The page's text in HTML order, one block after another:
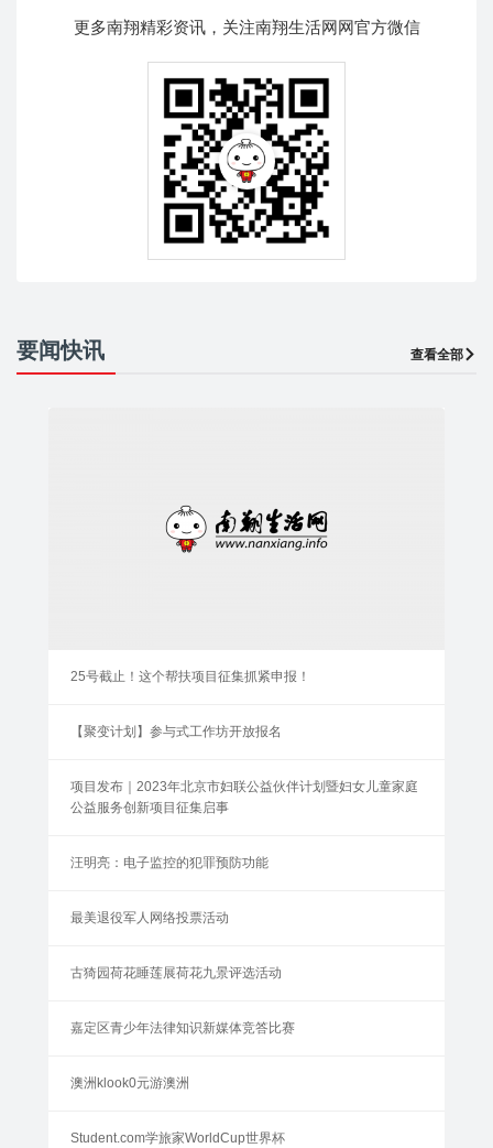
更多南翔精彩资讯，关注南翔生活网网官方微信
要闻快讯 查看全部
25号截止！这个帮扶项目征集抓紧申报！
【聚变计划】参与式工作坊开放报名
项目发布｜2023年北京市妇联公益伙伴计划暨妇女儿童家庭
公益服务创新项目征集启事
汪明亮：电子监控的犯罪预防功能
最美退役军人网络投票活动
古猗园荷花睡莲展荷花九景评选活动
嘉定区青少年法律知识新媒体竞答比赛
澳洲klook0元游澳洲
Student.com学旅家WorldCup世界杯